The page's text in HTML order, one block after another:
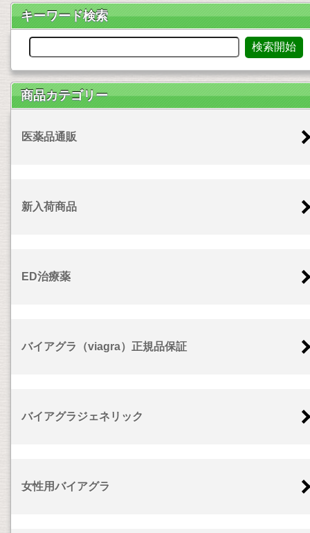
キーワード検索
商品カテゴリー
医薬品通販
新入荷商品
ED治療薬
バイアグラ（viagra）正規品保証
バイアグラジェネリック
女性用バイアグラ